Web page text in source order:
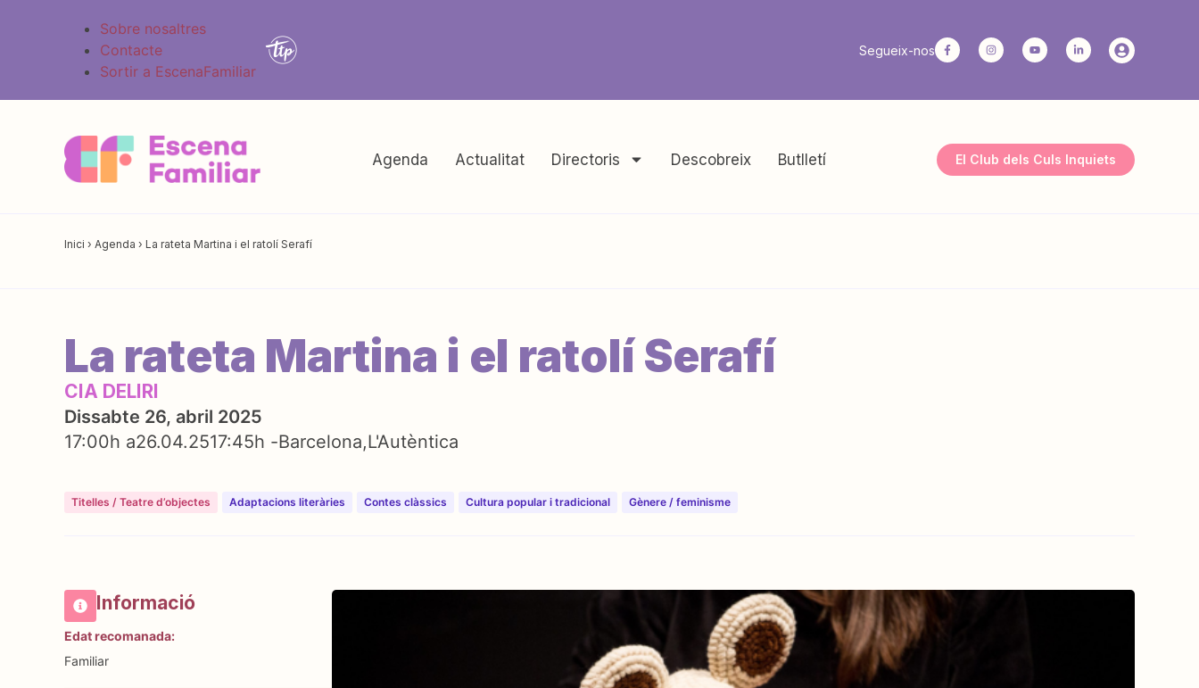
Sobre nosaltres
Contacte
Sortir a EscenaFamiliar
Segueix-nos
Agenda Actualitat Directoris Descobreix Butlletí El Club dels Culs Inquiets
Inici › Agenda › La rateta Martina i el ratolí Serafí
La rateta Martina i el ratolí Serafí
CIA DELIRI
Dissabte 26, abril 2025
17:00h a26.04.2517:45h -Barcelona L'Autèntica
Titelles / Teatre d’objectes ⁠⁠Adaptacions literàries Contes clàssics Cultura popular i tradicional ⁠⁠Gènere / feminisme
Informació
Edat recomanada:
Familiar